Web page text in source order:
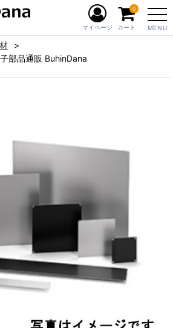
MENU
マイページ カート
0
部品通販 BuhinDana